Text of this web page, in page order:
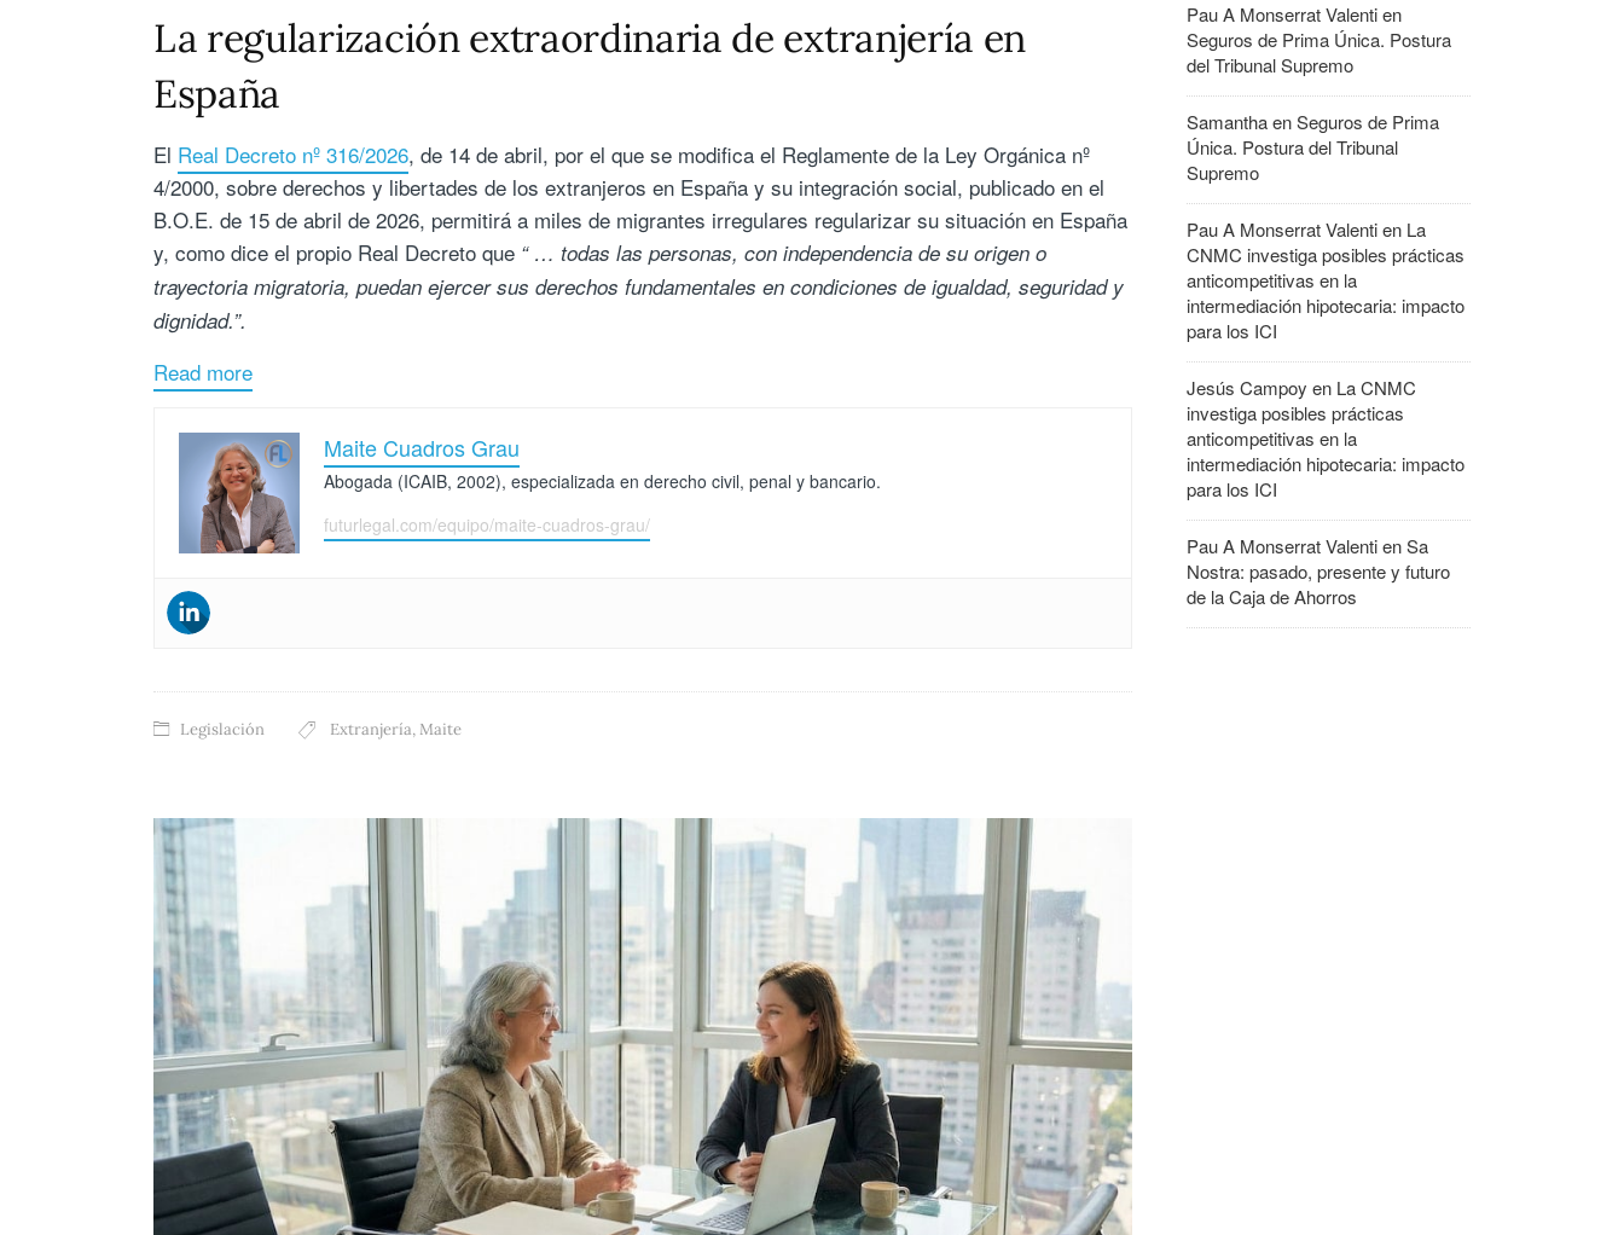
La regularización extraordinaria de extranjería en
España
El Real Decreto nº 316/2026, de 14 de abril, por el que se modifica el Reglamente de la Ley Orgánica nº
4/2000, sobre derechos y libertades de los extranjeros en España y su integración social, publicado en el
B.O.E. de 15 de abril de 2026, permitirá a miles de migrantes irregulares regularizar su situación en España
y, como dice el propio Real Decreto que “ … todas las personas, con independencia de su origen o
trayectoria migratoria, puedan ejercer sus derechos fundamentales en condiciones de igualdad, seguridad y
dignidad.”.
Read more
Maite Cuadros Grau
Abogada (ICAIB, 2002), especializada en derecho civil, penal y bancario.
futurlegal.com/equipo/maite-cuadros-grau/
Legislación Extranjería, Maite
Pau A Monserrat Valentien
Seguros de Prima Única. Postura
del Tribunal Supremo
SamanthaenSeguros de Prima
Única. Postura del Tribunal
Supremo
Pau A Monserrat Valentien La
CNMC investiga posibles prácticas
anticompetitivas en la
intermediación hipotecaria: impacto
para los ICI
Jesús Campoy en La CNMC
investiga posibles prácticas
anticompetitivas en la
intermediación hipotecaria: impacto
para los ICI
Pau A Monserrat ValentienSa
Nostra: pasado, presente y futuro
de la Caja de Ahorros